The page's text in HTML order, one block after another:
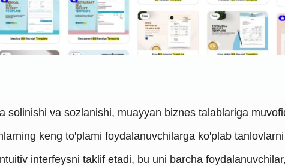
solinishi va sozlanishi, muayyan biznes talablariga
keng to'plami foydalanuvchilarga ko'plab
interfeysni taklif etadi, bu uni barcha